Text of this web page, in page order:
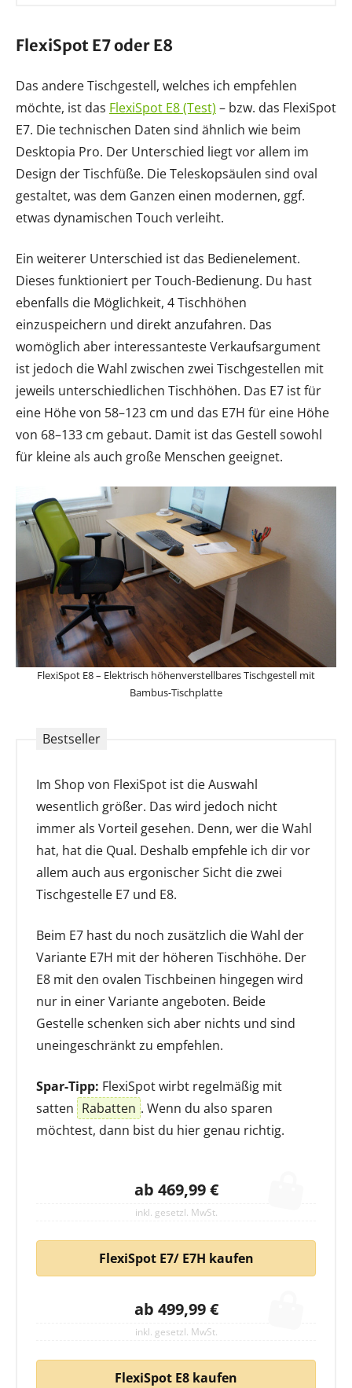
FlexiSpot E7 oder E8
Das andere Tischgestell, welches ich empfehlen
möchte, ist das FlexiSpot E8 (Test) – bzw. das FlexiSpot
E7. Die technischen Daten sind ähnlich wie beim
Desktopia Pro. Der Unterschied liegt vor allem im
Design der Tischfüße. Die Teleskopsäulen sind oval
gestaltet, was dem Ganzen einen modernen, ggf.
etwas dynamischen Touch verleiht.
Ein weiterer Unterschied ist das Bedienelement.
Dieses funktioniert per Touch-Bedienung. Du hast
ebenfalls die Möglichkeit, 4 Tischhöhen
einzuspeichern und direkt anzufahren. Das
womöglich aber interessanteste Verkaufsargument
ist jedoch die Wahl zwischen zwei Tischgestellen mit
jeweils unterschiedlichen Tischhöhen. Das E7 ist für
eine Höhe von 58–123 cm und das E7H für eine Höhe
von 68–133 cm gebaut. Damit ist das Gestell sowohl
für kleine als auch große Menschen geeignet.
FlexiSpot E8 – Elektrisch höhenverstellbares Tischgestell mit
Bambus-Tischplatte
Im Shop von FlexiSpot ist die Auswahl
wesentlich größer. Das wird jedoch nicht
immer als Vorteil gesehen. Denn, wer die Wahl
hat, hat die Qual. Deshalb empfehle ich dir vor
allem auch aus ergonischer Sicht die zwei
Tischgestelle E7 und E8.
Beim E7 hast du noch zusätzlich die Wahl der
Variante E7H mit der höheren Tischhöhe. Der
E8 mit den ovalen Tischbeinen hingegen wird
nur in einer Variante angeboten. Beide
Gestelle schenken sich aber nichts und sind
uneingeschränkt zu empfehlen.
Spar-Tipp: FlexiSpot wirbt regelmäßig mit
satten Rabatten . Wenn du also sparen
möchtest, dann bist du hier genau richtig.
ab 469,99 €
inkl. gesetzl. MwSt.
FlexiSpot E7/ E7H kaufen
ab 499,99 €
inkl. gesetzl. MwSt.
FlexiSpot E8 kaufen